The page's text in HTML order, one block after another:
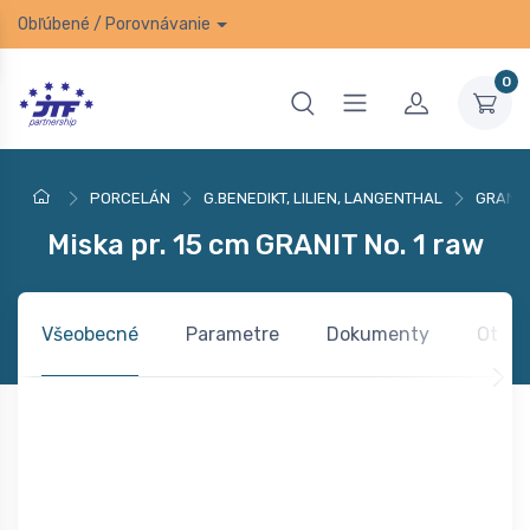
Obľúbené / Porovnávanie
0
PORCELÁN G.BENEDIKT, LILIEN, LANGENTHAL GRANIT
Miska pr. 15 cm GRANIT No. 1 raw
Všeobecné Parametre Dokumenty